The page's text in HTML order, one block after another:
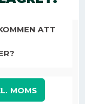
ATT
MOMS